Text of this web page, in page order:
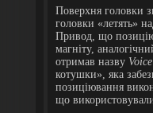
Поверхня головки
головки «летять»
Привод, що
магніту,
отримав назву
котушки», яка
позиціювання
що